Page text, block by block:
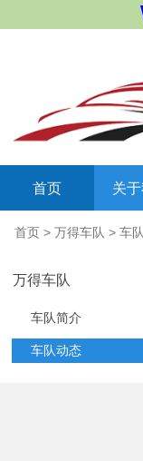
首页 关
首页 > 万得车队 > 车
万得车队
车队简介
车队动态